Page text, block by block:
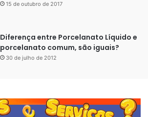
15 de outubro de 2017
Diferença entre Porcelanato Líquido e
porcelanato comum, são iguais?
30 de julho de 2012